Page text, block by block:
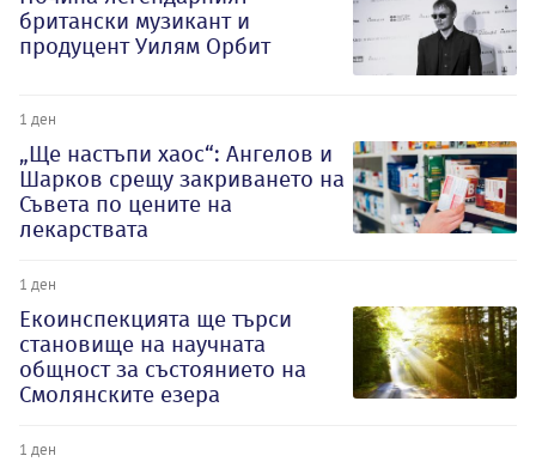
британски музикант и
продуцент Уилям Орбит
1 ден
„Ще настъпи хаос“: Ангелов и
Шарков срещу закриването на
Съвета по цените на
лекарствата
1 ден
Екоинспекцията ще търси
становище на научната
общност за състоянието на
Смолянските езера
1 ден